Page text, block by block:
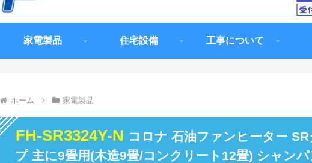
家電製品 住宅設備 工事について
ホーム 家電製品
FH-SR3324Y-N コロナ 石油ファンヒーター SR
プ 主に9畳用(木造9畳/コンクリート12畳) シャン